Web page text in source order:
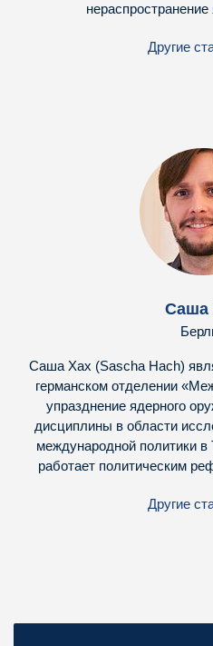
Другие
Саша
Саша Хах (Sascha Hach)
германском отделении
упразднение ядерного
дисциплины в области
международной политики
работает политическим
Другие